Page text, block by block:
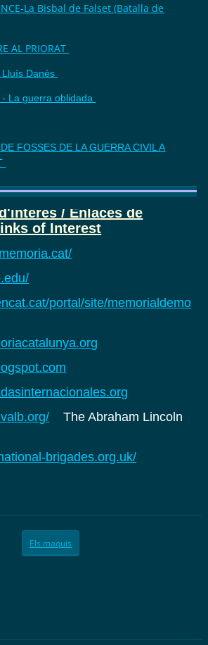
La Bisbal de Falset (Batalla de
AL PRIORAT
Lluís Danés
- La guerra oblidada
FOSSES DE LA GUERRA CIVIL A
/ Enlaces de
of Interest
portal/site/memorialdemo
The Abraham Lincoln
brigades.org.uk/
Els maquis